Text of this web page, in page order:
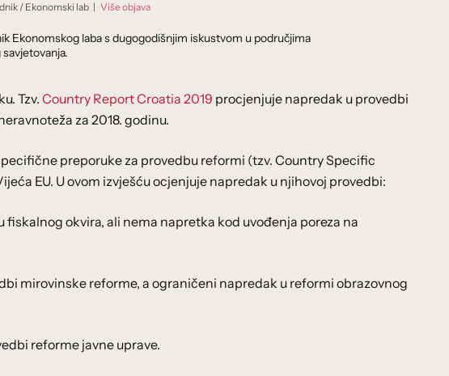
/ Ekonomski lab | Više objava
Ekonomskog laba s dugogodišnjim iskustvom u područjima
Tzv. Country Report Croatia 2019 procjenjuje napredak u provedbi
za 2018. godinu.
preporuke za provedbu reformi (tzv. Country Specific
EU. U ovom izvješću ocjenjuje napredak u njihovoj provedbi:
okvira, ali nema napretka kod uvođenja poreza na
mirovinske reforme, a ograničeni napredak u reformi obrazovnog
reforme javne uprave.